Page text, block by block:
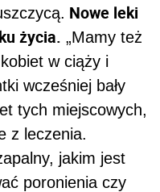
Nowe leki
życia. „Mamy też
w ciąży i
wcześniej bały
tych miejscowych,
z leczenia.
jakim jest
poronienia czy